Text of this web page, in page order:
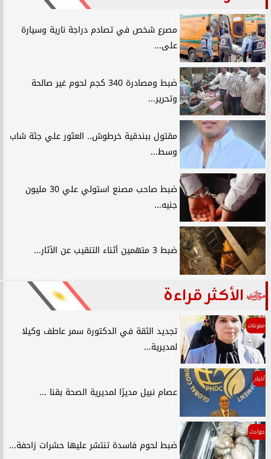
مصرع شخص في تصادم دراجة نارية وسيارة
على...
ضبط ومصادرة 340 كجم لحوم غير صالحة
وتحرير...
مقتول ببندقية خرطوش.. العثور علي جثة شاب
وسط...
ضبط صاحب مصنع استولي علي 30 مليون
جنيه...
ضبط 3 متهمين أثناء التنقيب عن الآثار...
الأكثر قراءة
منوعات
تجديد الثقة في الدكتورة سمر عاطف وكيلا
لمديرية...
أخبار
عصام نبيل مديرًا لمديرية الصحة بقنا ...
حوادث
ضبط لحوم فاسدة تنتشر عليها حشرات زاحفة...